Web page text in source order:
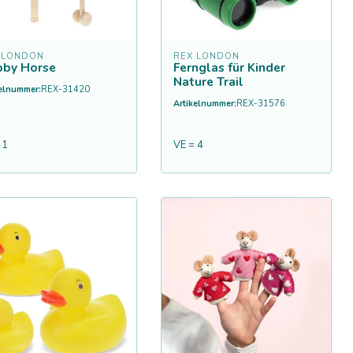
Horse
REX-31420
REX LONDON
Fernglas für Kinder
Nature Trail
Artikelnummer:REX-31576
VE = 4